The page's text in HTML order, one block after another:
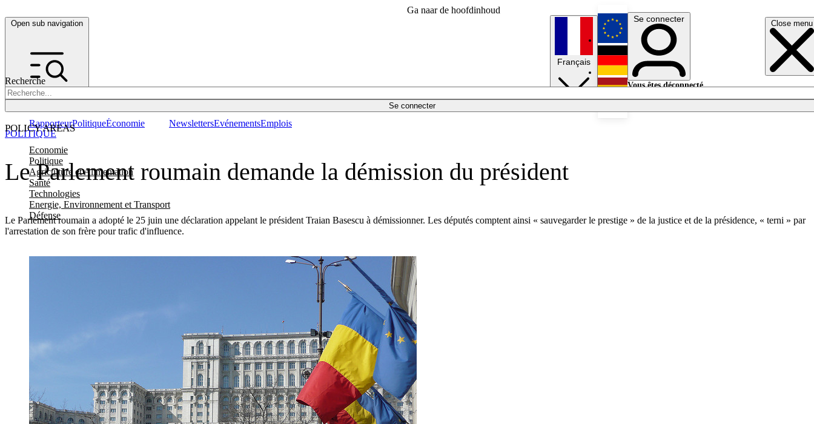
Ga naar de hoofdinhoud
Open sub navigation Close menu
Recherche
Se connecter
POLICY AREAS
Economie
Politique
Agriculture et Alimentation
Santé
Technologies
Energie, Environnement et Transport
Défense
RapporteurPolitiqueÉconomie NewslettersEvénementsEmplois
Français
English
Deutsch
Se connecter
Vous êtes déconnecté.
Le Parlement roumain demande la démission du président
Le Parlement roumain a adopté le 25 juin une déclaration appelant le président Traian Basescu à démissionner. Les députés comptent ainsi « sauvegarder le prestige » de la justice et de la présidence, « terni » par
l'arrestation de son frère pour trafic d'influence.
POLITIQUE